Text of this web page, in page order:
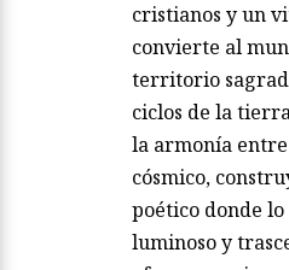
cristianos y un
convierte al
territorio
ciclos de la
la armonía
cósmico,
poético donde
luminoso y